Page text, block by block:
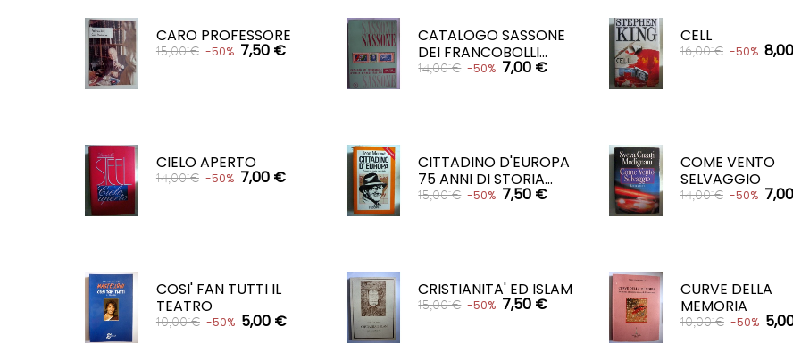
CARO PROFESSORE
15,00 € -50% 7,50 €
CATALOGO SASSONE
DEI FRANCOBOLLI...
14,00 € -50% 7,00 €
CELL
16,00 € -50%
CIELO APERTO
14,00 € -50% 7,00 €
CITTADINO D'EUROPA
75 ANNI DI STORIA...
15,00 € -50% 7,50 €
COME VENTO
SELVAGGIO
14,00 € -50%
COSI' FAN TUTTI IL
TEATRO
10,00 € -50% 5,00 €
CRISTIANITA' ED ISLAM
15,00 € -50% 7,50 €
CURVE DELLA
MEMORIA
10,00 € -50%